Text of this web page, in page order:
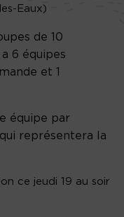
Eaux)
de 10
6 équipes
et 1
équipe par
représentera la
ce jeudi 19 au soir